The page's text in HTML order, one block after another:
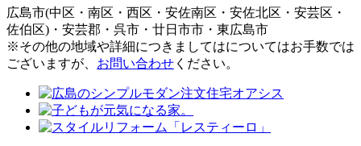
広島市(中区・南区・西区・安佐南区・安佐北区・安芸区・
佐伯区)・安芸郡・呉市・廿日市市・東広島市
※その他の地域や詳細につきましてはについてはお手数では
ございますが、 お問い合わせ ください。